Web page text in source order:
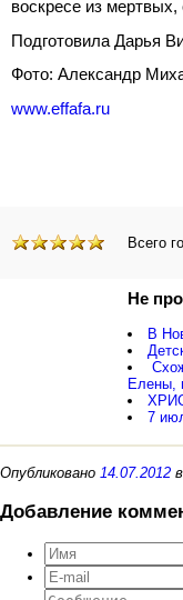
воскресе из
Подготовила Дарья
Фото: Александр
www.effafa.ru
Всего
Не
В
Елены,
7
Опубликовано 14.07.2012
Добавление